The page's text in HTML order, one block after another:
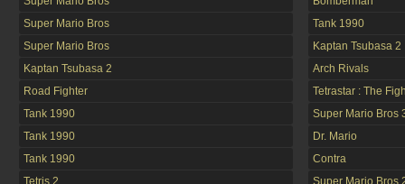
Super Mario Bros
Super Mario Bros
Kaptan Tsubasa 2
Road Fighter
Tank 1990
Tank 1990
Tank 1990
Tetris 2
Tank 1990
Kaptan Tsubasa 2
Arch Rivals
Tetrastar : The
Super Mario Bros
Dr. Mario
Contra
Super Mario Bros